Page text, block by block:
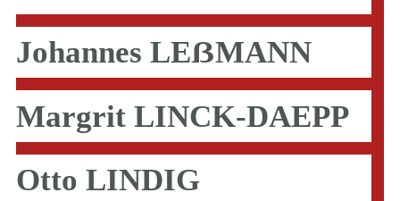
Johannes LEẞMANN
Margrit LINCK-DAEPP
Otto LINDIG